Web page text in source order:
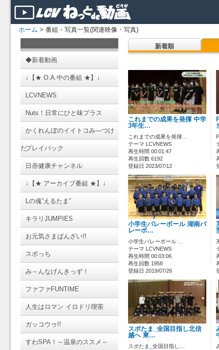
ホーム > 番組・写真一覧(関連映像・写真)
◆新着動画
↓【★ O.A.中の番組 ★】↓
LCVNEWS
Nuts！日常にひと味プラス
かくれんぼのイイトコみ―つけ
たプレイバック
日赤健康チャンネル
↓【★ アーカイブ番組 ★】↓
Lの魂”えるたま”
キラリJUMPIES
お元気さまばんざい!!
スポっち
み～んなげんきっず！
ファファFUNTIME
人生はロマン イロドリ喫茶
ガッコウゥ!!
すわSPA！～温泉のススメ～
新着順
これまでの成果を発揮 中学
3年生…
これまでの成果を発揮…
テーマ LCVNEWS
再生時間 00:01:47
再生回数 6192
登録日 2023/07/12
小学生バレーボール 湖南バ
レーボ…
小学生バレーボール …
テーマ LCVNEWS
再生時間 00:03:06
再生回数 1958
登録日 2019/07/26
スポたま_全国目指し北信
越へ 東…
スポたま_全国目指し…